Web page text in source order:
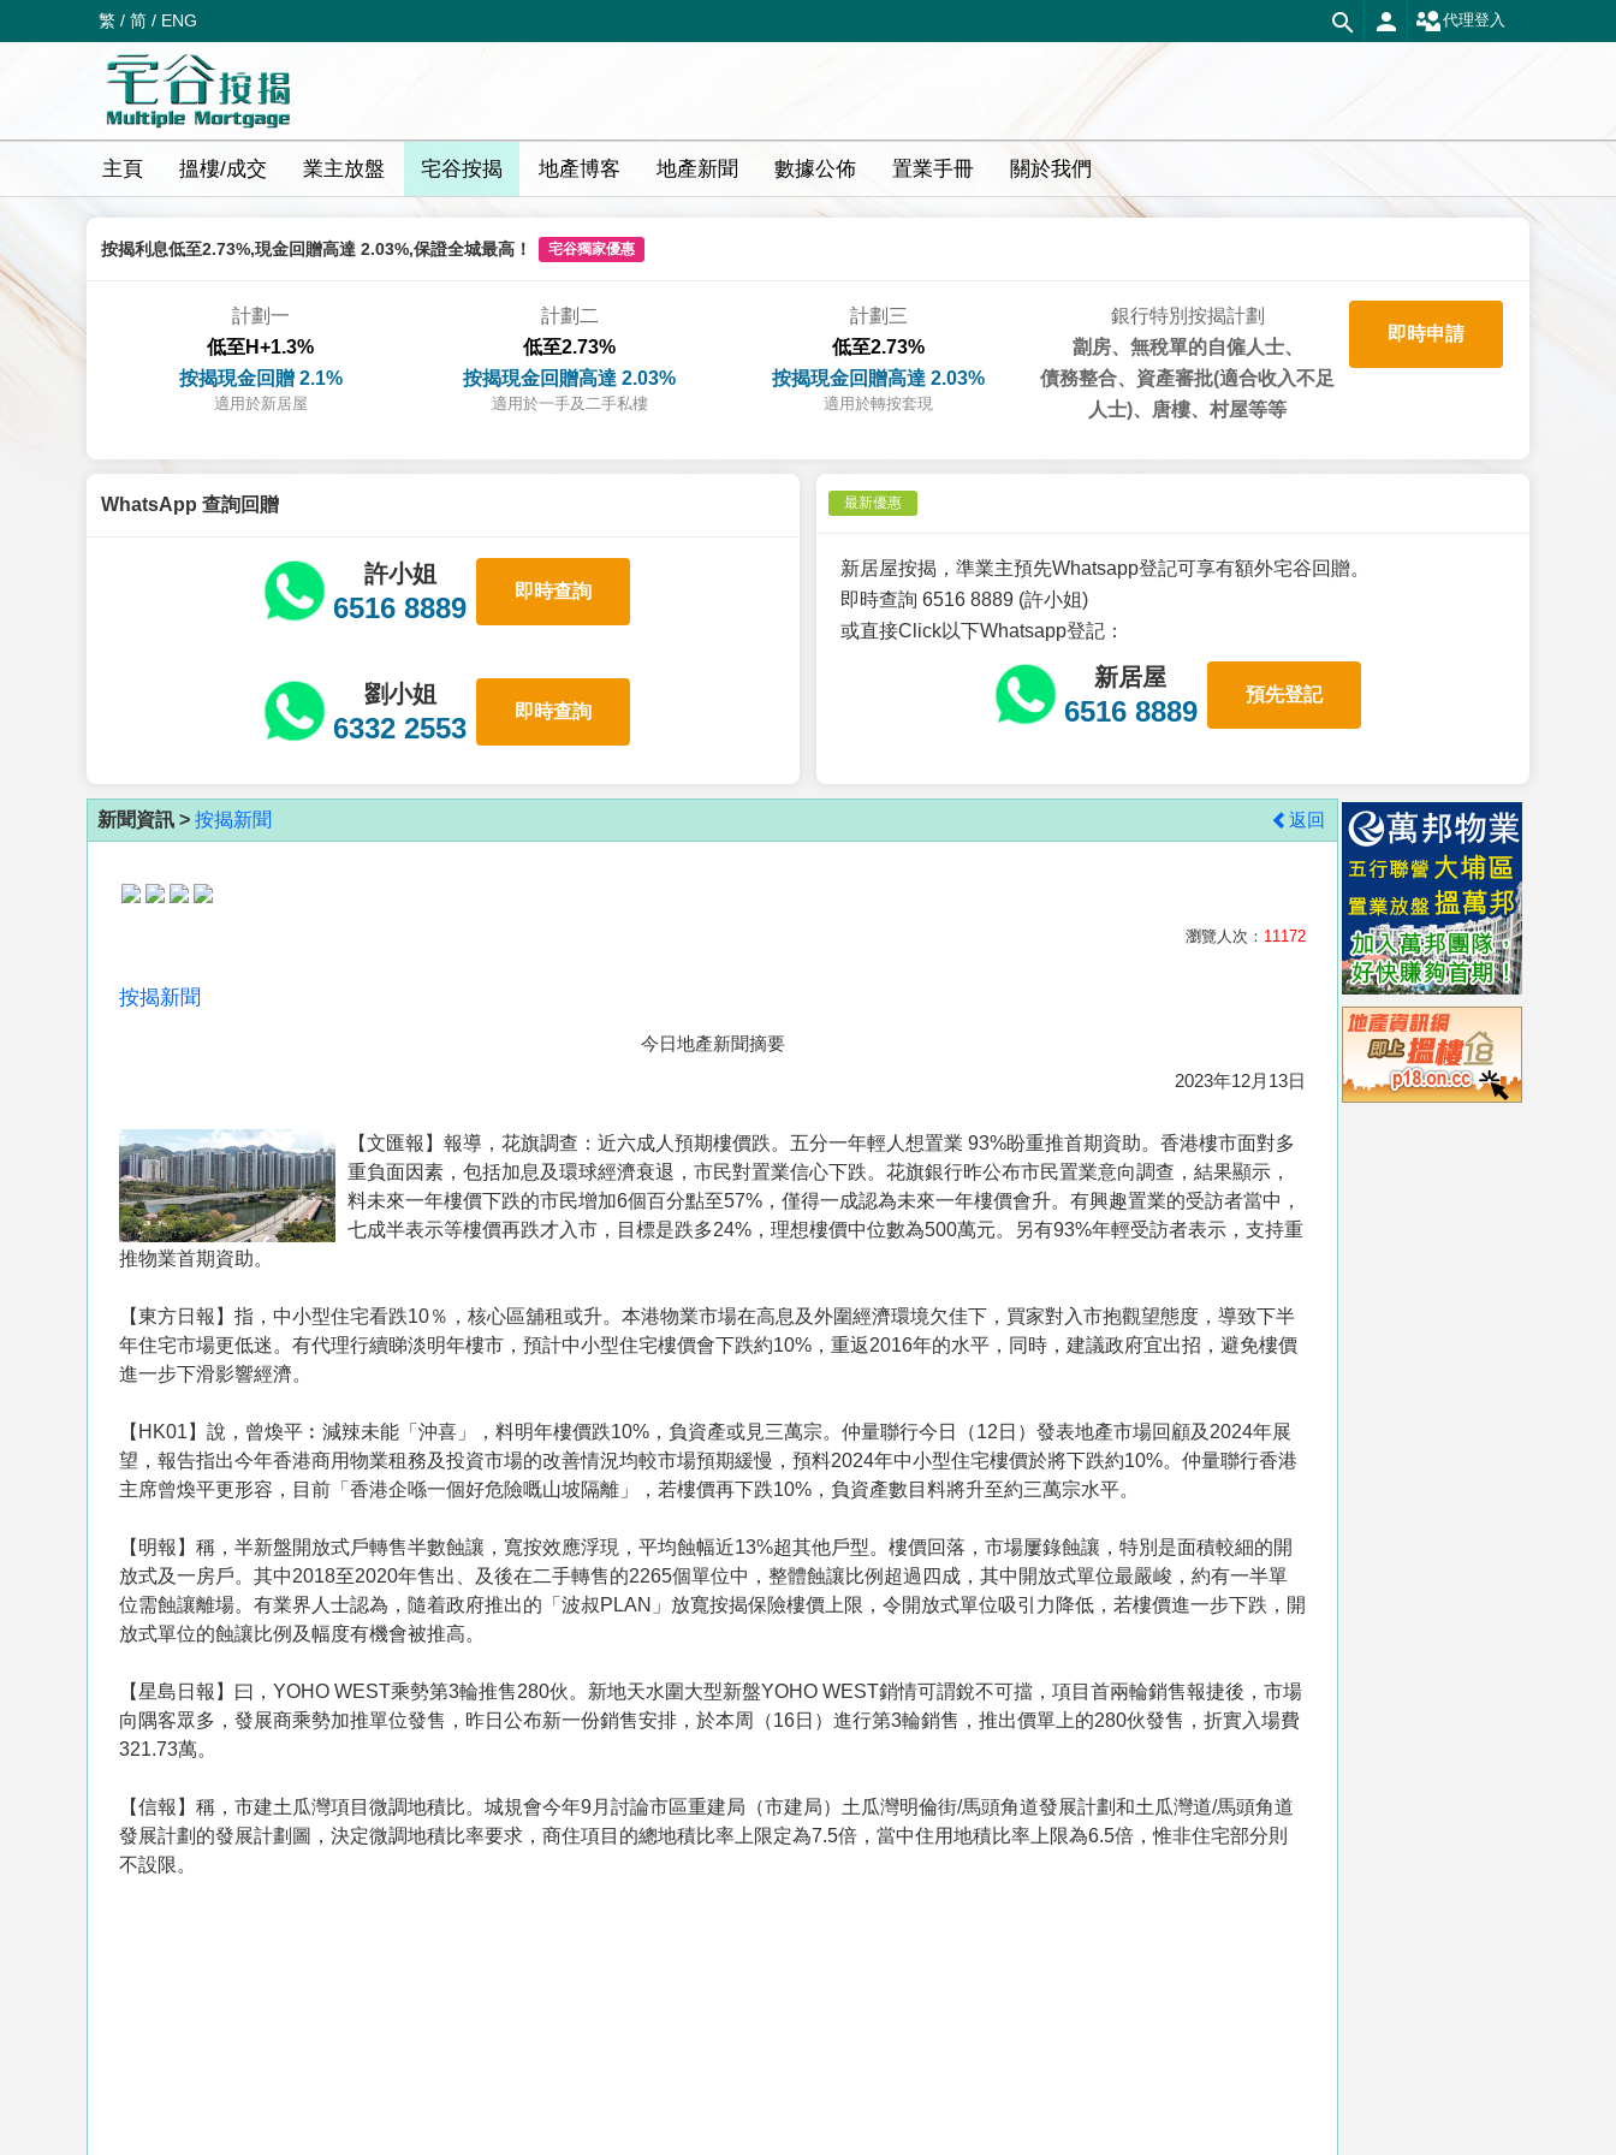
繁 / 简 / ENG 代理登入
主頁 搵樓/成交 業主放盤 宅谷按揭 地產博客 地產新聞 數據公佈 置業手冊 關於我們
按揭利息低至2.73%,現金回贈高達 2.03%,保證全城最高！ 宅谷獨家優惠
計劃一
低至H+1.3%
按揭現金回贈 2.1%
適用於新居屋
計劃二
低至2.73%
按揭現金回贈高達 2.03%
適用於一手及二手私樓
計劃三
低至2.73%
按揭現金回贈高達 2.03%
適用於轉按套現
銀行特別按揭計劃
劏房、無稅單的自僱人士、
債務整合、資產審批(適合收入不足
人士)、唐樓、村屋等等
即時申請
WhatsApp 查詢回贈
許小姐
6516 8889
即時查詢
劉小姐
6332 2553
即時查詢
最新優惠
新居屋按揭，準業主預先Whatsapp登記可享有額外宅谷回贈。
即時查詢 6516 8889 (許小姐)
或直接Click以下Whatsapp登記：
新居屋
6516 8889
預先登記
新聞資訊 > 按揭新聞 返回
瀏覽人次： 11172
按揭新聞
今日地產新聞摘要
2023年12月13日
【文匯報】報導，花旗調查：近六成人預期樓價跌。五分一年輕人想置業 93%盼重推首期資助。香港樓市面對多
重負面因素，包括加息及環球經濟衰退，市民對置業信心下跌。花旗銀行昨公布市民置業意向調查，結果顯示，
料未來一年樓價下跌的市民增加6個百分點至57%，僅得一成認為未來一年樓價會升。有興趣置業的受訪者當中，
七成半表示等樓價再跌才入市，目標是跌多24%，理想樓價中位數為500萬元。另有93%年輕受訪者表示，支持重
推物業首期資助。
【東方日報】指，中小型住宅看跌10％，核心區舖租或升。本港物業市場在高息及外圍經濟環境欠佳下，買家對入市抱觀望態度，導致下半
年住宅市場更低迷。有代理行續睇淡明年樓市，預計中小型住宅樓價會下跌約10%，重返2016年的水平，同時，建議政府宜出招，避免樓價
進一步下滑影響經濟。
【HK01】說，曾煥平︰減辣未能「沖喜」，料明年樓價跌10%，負資產或見三萬宗。仲量聯行今日（12日）發表地產市場回顧及2024年展
望，報告指出今年香港商用物業租務及投資市場的改善情況均較市場預期緩慢，預料2024年中小型住宅樓價於將下跌約10%。仲量聯行香港
主席曾煥平更形容，目前「香港企喺一個好危險嘅山坡隔離」，若樓價再下跌10%，負資產數目料將升至約三萬宗水平。
【明報】稱，半新盤開放式戶轉售半數蝕讓，寬按效應浮現，平均蝕幅近13%超其他戶型。樓價回落，市場屢錄蝕讓，特別是面積較細的開
放式及一房戶。其中2018至2020年售出、及後在二手轉售的2265個單位中，整體蝕讓比例超過四成，其中開放式單位最嚴峻，約有一半單
位需蝕讓離場。有業界人士認為，隨着政府推出的「波叔PLAN」放寬按揭保險樓價上限，令開放式單位吸引力降低，若樓價進一步下跌，開
放式單位的蝕讓比例及幅度有機會被推高。
【星島日報】曰，YOHO WEST乘勢第3輪推售280伙。新地天水圍大型新盤YOHO WEST銷情可謂銳不可擋，項目首兩輪銷售報捷後，市場
向隅客眾多，發展商乘勢加推單位發售，昨日公布新一份銷售安排，於本周（16日）進行第3輪銷售，推出價單上的280伙發售，折實入場費
321.73萬。
【信報】稱，市建土瓜灣項目微調地積比。城規會今年9月討論市區重建局（市建局）土瓜灣明倫街/馬頭角道發展計劃和土瓜灣道/馬頭角道
發展計劃的發展計劃圖，決定微調地積比率要求，商住項目的總地積比率上限定為7.5倍，當中住用地積比率上限為6.5倍，惟非住宅部分則
不設限。